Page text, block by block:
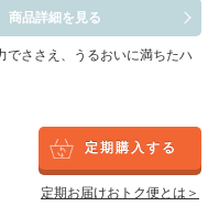
商品詳細を見る
でささえ、うるおいに満ちたハ
定期購入する
定期お届けおトク便とは＞